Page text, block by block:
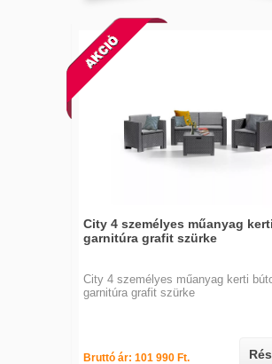
City 4 személyes műanyag
garnitúra grafit szürke
City 4 személyes műanyag kerti
garnitúra grafit szürke
Bruttó ár: 101 990 Ft.